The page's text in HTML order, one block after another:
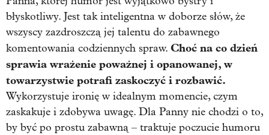
błyskotliwy. Jest tak inteligentna w doborze słów, że
wszyscy zazdroszczą jej talentu do zabawnego
komentowania codziennych spraw. Choć na co dzień
sprawia wrażenie poważnej i opanowanej, w
towarzystwie potrafi zaskoczyć i rozbawić.
Wykorzystuje ironię w idealnym momencie, czym
zaskakuje i zdobywa uwagę. Dla Panny nie chodzi o to,
by być po prostu zabawną – traktuje poczucie humoru